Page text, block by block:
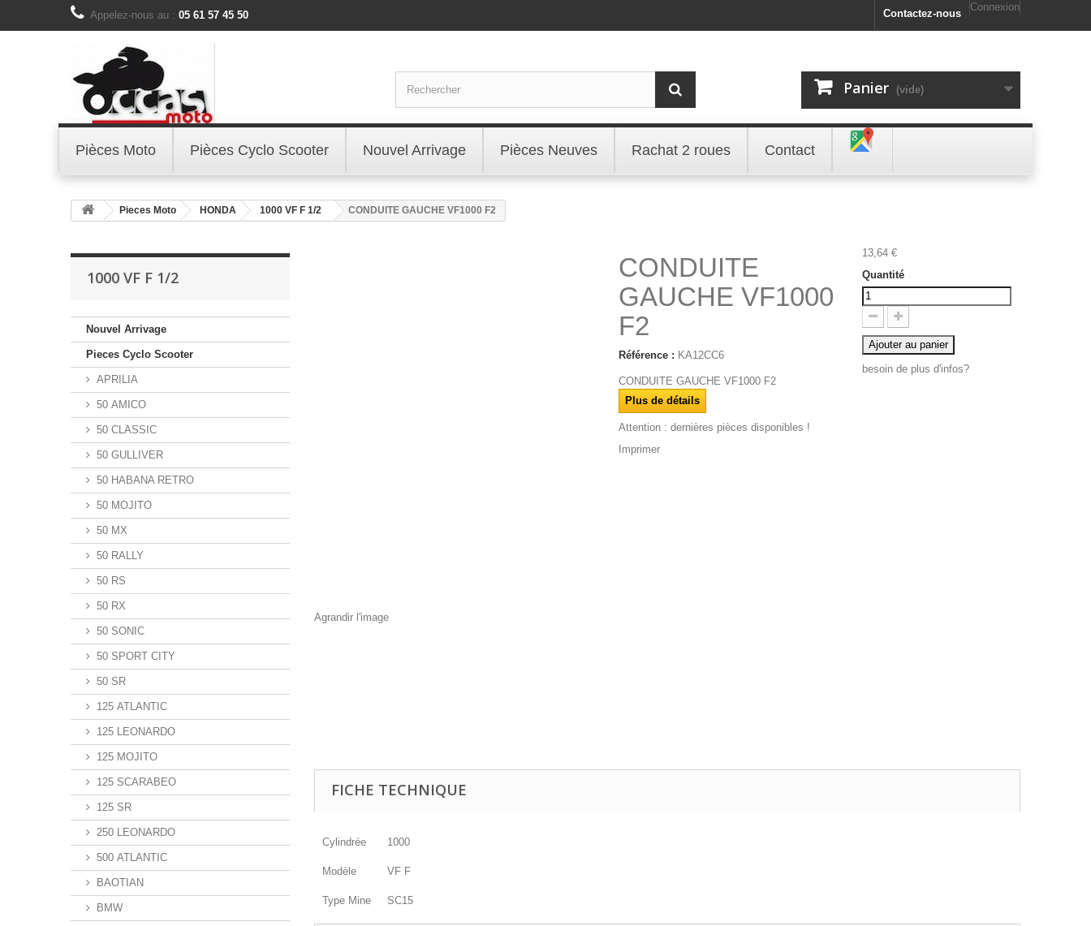
Connexion
Contactez-nous
Appelez-nous au : 05 61 57 45 50
Panier (vide)
Pièces Moto Pièces Cyclo Scooter Nouvel Arrivage Pièces Neuves Rachat 2 roues Contact
Pieces Moto HONDA 1000 VF F 1/2 CONDUITE GAUCHE VF1000 F2
1000 VF F 1/2
Nouvel Arrivage
Pieces Cyclo Scooter
APRILIA
50 AMICO
50 CLASSIC
50 GULLIVER
50 HABANA RETRO
50 MOJITO
50 MX
50 RALLY
50 RS
50 RX
50 SONIC
50 SPORT CITY
50 SR
125 ATLANTIC
125 LEONARDO
125 MOJITO
125 SCARABEO
125 SR
250 LEONARDO
500 ATLANTIC
BAOTIAN
BMW
Agrandir l'image
CONDUITE
GAUCHE VF1000
F2
Référence : KA12CC6
CONDUITE GAUCHE VF1000 F2
Plus de détails
Attention : dernières pièces disponibles !
Imprimer
13,64 €
Quantité
Ajouter au panier
besoin de plus d'infos?
FICHE TECHNIQUE
Cylindrée 1000
Modèle VF F
Type Mine SC15